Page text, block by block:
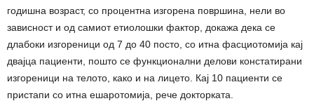
годишна возраст, со процентна изгорена површина, нели во
зависност и од самиот етиолошки фактор, докажа дека се
длабоки изгореници од 7 до 40 посто, со итна фасциотомија кај
двајца пациенти, пошто се функционални делови констатирани
изгореници на телото, како и на лицето. Кај 10 пациенти се
пристапи со итна ешаротомија, рече докторката.